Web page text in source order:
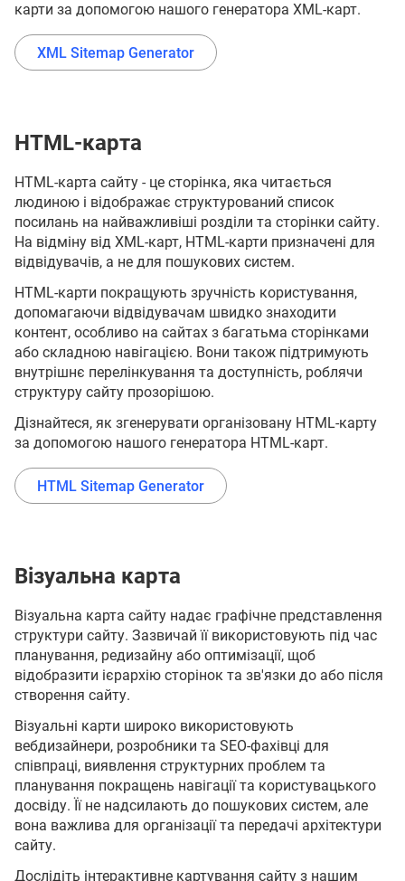
карти за допомогою нашого генератора XML-карт.
XML Sitemap Generator
HTML-карта
HTML-карта сайту - це сторінка, яка читається
людиною і відображає структурований список
посилань на найважливіші розділи та сторінки сайту.
На відміну від XML-карт, HTML-карти призначені для
відвідувачів, а не для пошукових систем.
HTML-карти покращують зручність користування,
допомагаючи відвідувачам швидко знаходити
контент, особливо на сайтах з багатьма сторінками
або складною навігацією. Вони також підтримують
внутрішнє перелінкування та доступність, роблячи
структуру сайту прозорішою.
Дізнайтеся, як згенерувати організовану HTML-карту
за допомогою нашого генератора HTML-карт.
HTML Sitemap Generator
Візуальна карта
Візуальна карта сайту надає графічне представлення
структури сайту. Зазвичай її використовують під час
планування, редизайну або оптимізації, щоб
відобразити ієрархію сторінок та зв'язки до або після
створення сайту.
Візуальні карти широко використовують
вебдизайнери, розробники та SEO-фахівці для
співпраці, виявлення структурних проблем та
планування покращень навігації та користувацького
досвіду. Її не надсилають до пошукових систем, але
вона важлива для організації та передачі архітектури
сайту.
Дослідіть інтерактивне картування сайту з нашим